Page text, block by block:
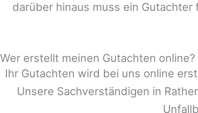
darüber hinaus muss ein
Wer erstellt meinen Gutachten online?
Ihr Gutachten wird bei uns online
Unsere Sachverständigen in